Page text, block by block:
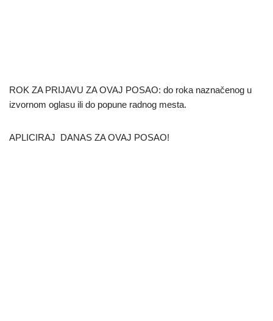
ROK ZA PRIJAVU ZA OVAJ POSAO: do roka naznačenog u
izvornom oglasu ili do popune radnog mesta.
APLICIRAJ DANAS ZA OVAJ POSAO!